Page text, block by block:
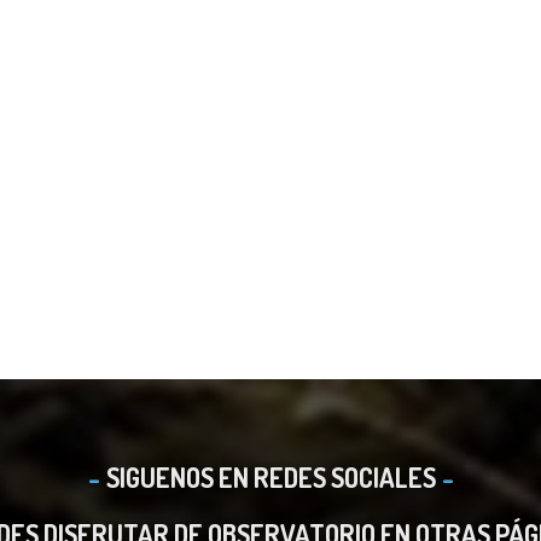
SIGUENOS EN REDES SOCIALES
DISFRUTAR DE OBSERVATORIO EN OTRAS